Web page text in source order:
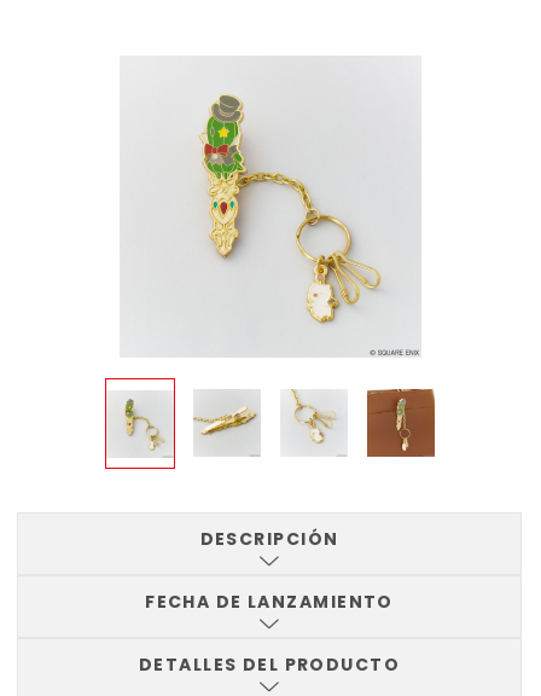
DESCRIPCIÓN
FECHA DE LANZAMIENTO
DETALLES DEL PRODUCTO